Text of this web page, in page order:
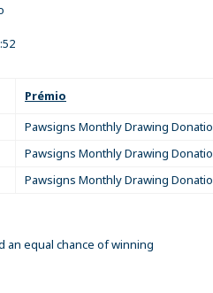
Prémio
Pawsigns Monthly Drawing
Pawsigns Monthly Drawing
Pawsigns Monthly Drawing
an equal chance of winning